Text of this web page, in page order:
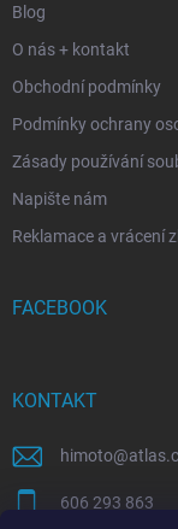
Blog
O nás + kontakt
Obchodní podmínky
Podmínky ochrany
Zásady používání
Napište nám
Reklamace a vrácení
FACEBOOK
KONTAKT
himoto@
606 293 863